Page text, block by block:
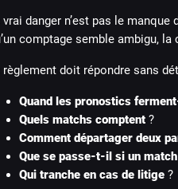
vrai danger n’est pas le
comptage semble ambigu,
règlement doit répondre sans
Quand les pronostics
Quels matchs comptent?
Comment départager deux
Que se passe-t-il si un
Qui tranche en cas de litige?